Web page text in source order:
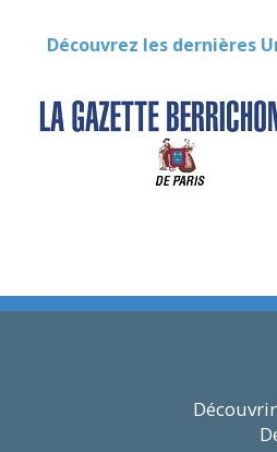
Découvrez les dernières